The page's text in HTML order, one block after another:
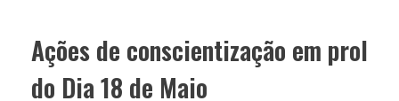
Ações de conscientização em prol
do Dia 18 de Maio